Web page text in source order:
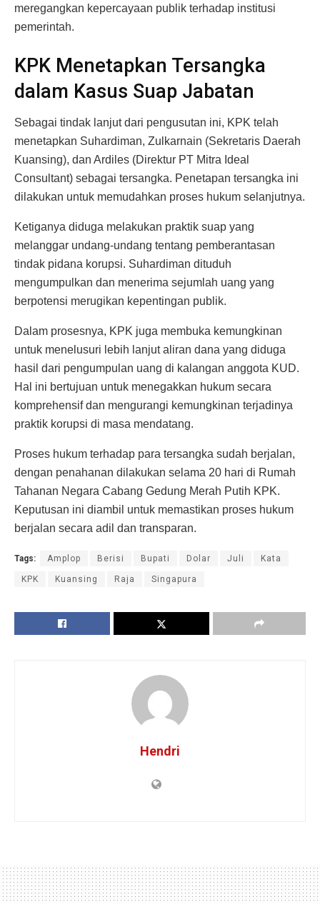
meregangkan kepercayaan publik terhadap institusi
pemerintah.
KPK Menetapkan Tersangka
dalam Kasus Suap Jabatan
Sebagai tindak lanjut dari pengusutan ini, KPK telah
menetapkan Suhardiman, Zulkarnain (Sekretaris Daerah
Kuansing), dan Ardiles (Direktur PT Mitra Ideal
Consultant) sebagai tersangka. Penetapan tersangka ini
dilakukan untuk memudahkan proses hukum selanjutnya.
Ketiganya diduga melakukan praktik suap yang
melanggar undang-undang tentang pemberantasan
tindak pidana korupsi. Suhardiman dituduh
mengumpulkan dan menerima sejumlah uang yang
berpotensi merugikan kepentingan publik.
Dalam prosesnya, KPK juga membuka kemungkinan
untuk menelusuri lebih lanjut aliran dana yang diduga
hasil dari pengumpulan uang di kalangan anggota KUD.
Hal ini bertujuan untuk menegakkan hukum secara
komprehensif dan mengurangi kemungkinan terjadinya
praktik korupsi di masa mendatang.
Proses hukum terhadap para tersangka sudah berjalan,
dengan penahanan dilakukan selama 20 hari di Rumah
Tahanan Negara Cabang Gedung Merah Putih KPK.
Keputusan ini diambil untuk memastikan proses hukum
berjalan secara adil dan transparan.
Tags: Amplop Berisi Bupati Dolar Juli Kata
KPK Kuansing Raja Singapura
Hendri